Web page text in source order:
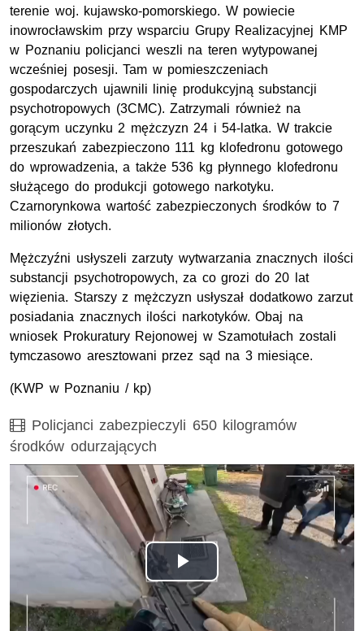
terenie woj. kujawsko-pomorskiego. W powiecie
inowrocławskim przy wsparciu Grupy Realizacyjnej KMP
w Poznaniu policjanci weszli na teren wytypowanej
wcześniej posesji. Tam w pomieszczeniach
gospodarczych ujawnili linię produkcyjną substancji
psychotropowych (3CMC). Zatrzymali również na
gorącym uczynku 2 mężczyzn 24 i 54-latka. W trakcie
przeszukań zabezpieczono 111 kg klofedronu gotowego
do wprowadzenia, a także 536 kg płynnego klofedronu
służącego do produkcji gotowego narkotyku.
Czarnorynkowa wartość zabezpieczonych środków to 7
milionów złotych.
Mężczyźni usłyszeli zarzuty wytwarzania znacznych ilości
substancji psychotropowych, za co grozi do 20 lat
więzienia. Starszy z mężczyzn usłyszał dodatkowo zarzut
posiadania znacznych ilości narkotyków. Obaj na
wniosek Prokuratury Rejonowej w Szamotułach zostali
tymczasowo aresztowani przez sąd na 3 miesiące.
(KWP w Poznaniu / kp)
Film
Policjanci zabezpieczyli 650 kilogramów
środków odurzających
Odtwórz
wideo